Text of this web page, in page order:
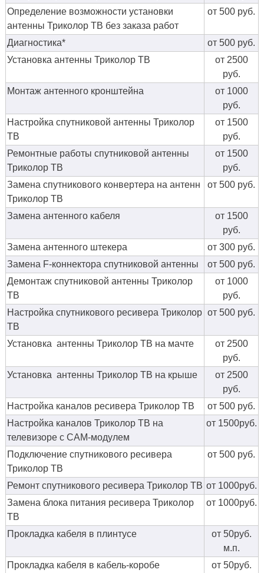
Определение возможности установки
антенны Триколор ТВ без заказа работ
от 500 руб.
Диагностика*
от 500 руб.
Установка антенны Триколор ТВ
от 2500
руб.
Монтаж антенного кронштейна
от 1000
руб.
Настройка спутниковой антенны Триколор
ТВ
от 1500
руб.
Ремонтные работы спутниковой антенны
Триколор ТВ
от 1500
руб.
Замена спутникового конвертера на антенн
Триколор ТВ
от 500 руб.
Замена антенного кабеля
от 1500
руб.
Замена антенного штекера
от 300 руб.
Замена F-коннектора спутниковой антенны
от 500 руб.
Демонтаж спутниковой антенны Триколор
ТВ
от 1000
руб.
Настройка спутникового ресивера Триколор
ТВ
от 500 руб.
Установка антенны Триколор ТВ на мачте
от 2500
руб.
Установка антенны Триколор ТВ на крыше
от 2500
руб.
Настройка каналов ресивера Триколор ТВ
от 500 руб.
Настройка каналов Триколор ТВ на
телевизоре с CAM-модулем
от 1500руб.
Подключение спутникового ресивера
Триколор ТВ
от 500 руб.
Ремонт спутникового ресивера Триколор ТВ от 1000руб.
Замена блока питания ресивера Триколор
ТВ
от 1000руб.
Прокладка кабеля в плинтусе
от 50руб.
м.п.
Прокладка кабеля в кабель-коробе
от 50руб.